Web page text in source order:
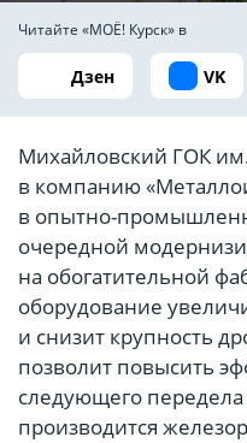
Читайте «МОЁ! Курск» в
Дзен VK
Михайловский ГОК
в компанию
в опытно-
очередной
на обогатительной
оборудование
и снизит крупность
позволит повысить
следующего
производится